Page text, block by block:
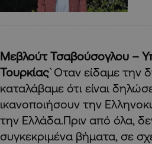
Μεβλούτ Τσαβούσογλου –
Τουρκίας`Οταν είδαμε την
καταλάβαμε ότι είναι
ικανοποιήσουν την
την Ελλάδα.Πριν από όλα,
συγκεκριμένα βήματα, σε